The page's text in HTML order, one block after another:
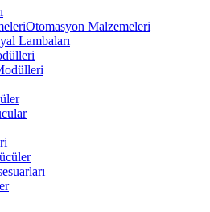
Otomasyon Malzemeleri
Lambaları